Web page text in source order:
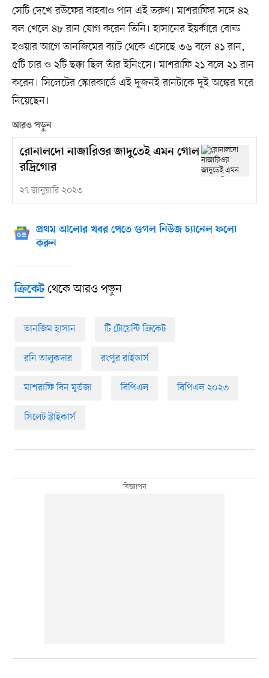
সেটি দেখে রউফের বাহবাও পান এই তরুণ। মাশরাফির সঙ্গে ৪২
বল খেলে ৪৮ রান যোগ করেন তিনি। হাসানের ইয়র্কারে বোল্ড
হওয়ার আগে তানজিমের ব্যাট থেকে এসেছে ৩৬ বলে ৪১ রান,
৫টি চার ও ২টি ছক্কা ছিল তাঁর ইনিংসে। মাশরাফি ২১ বলে ২১ রান
করেন। সিলেটের স্কোরকার্ডে এই দুজনই রানটাকে দুই অঙ্কের ঘরে
নিয়েছেন।
আরও পড়ুন
রোনালদো নাজারিওর জাদুতেই এমন গোল
রদ্রিগোর
২৭ জানুয়ারি ২০২৩
প্রথম আলোর খবর পেতে গুগল নিউজ চ্যানেল ফলো
করুন
ক্রিকেটথেকে আরও পড়ুন
তানজিম হাসান টি টোয়েন্টি ক্রিকেট
রনি তালুকদার রংপুর রাইডার্স
মাশরাফি বিন মুর্তজা বিপিএল বিপিএল ২০২৩
সিলেট স্ট্রাইকার্স